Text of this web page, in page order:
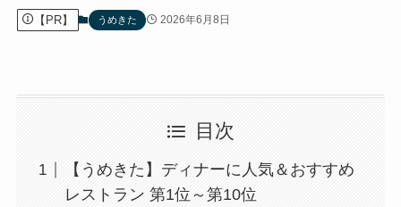
【PR】 うめきた 2026年6月8日
目次
【うめきた】ディナーに人気＆おすすめ
レストラン 第1位～第10位